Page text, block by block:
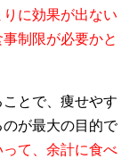
りに効果が出ない
制限が必要かと
とで、痩せやす
が最大の目的で
て、余計に食べ